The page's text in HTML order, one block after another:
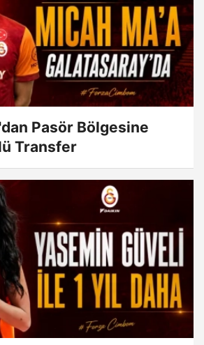
Pasör Bölgesine
Transfer